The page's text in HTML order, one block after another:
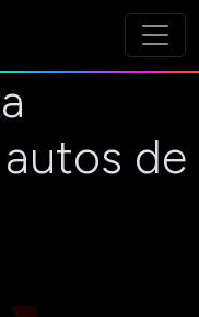
de